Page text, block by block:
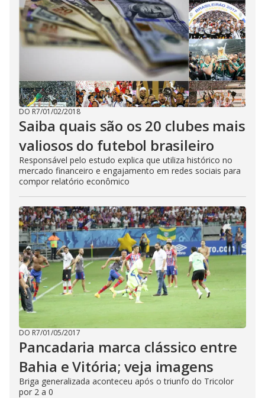
DO R7/01/02/2018
Saiba quais são os 20 clubes mais
valiosos do futebol brasileiro
Responsável pelo estudo explica que utiliza histórico no
mercado financeiro e engajamento em redes sociais para
compor relatório econômico
DO R7/01/05/2017
Pancadaria marca clássico entre
Bahia e Vitória; veja imagens
Briga generalizada aconteceu após o triunfo do Tricolor
por 2 a 0